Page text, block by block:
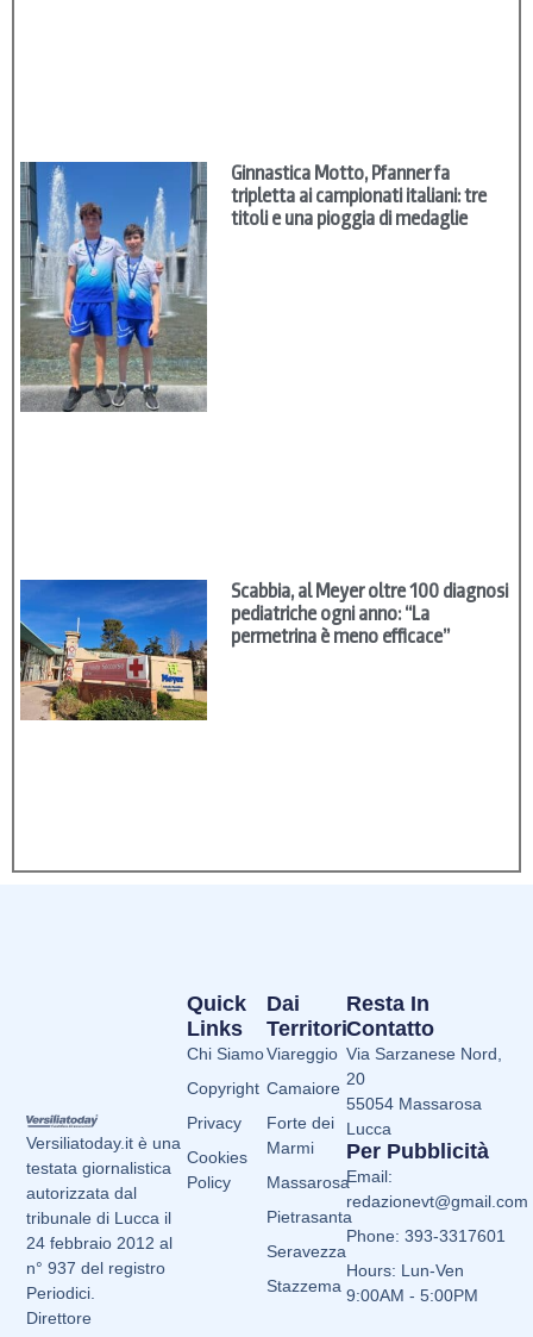
Ginnastica Motto, Pfanner fa
tripletta ai campionati italiani: tre
titoli e una pioggia di medaglie
Scabbia, al Meyer oltre 100 diagnosi
pediatriche ogni anno: “La
permetrina è meno efficace”
Versiliatoday.it è una
testata giornalistica
autorizzata dal
tribunale di Lucca il
24 febbraio 2012 al
n° 937 del registro
Periodici.
Direttore
Dai
Territori
Viareggio
Camaiore
Forte dei
Marmi
Massarosa
Pietrasanta
Seravezza
Stazzema
Quick
Links
Chi Siamo
Copyright
Privacy
Cookies
Policy
Resta In
Contatto
Via Sarzanese Nord,
20
55054 Massarosa
Lucca
Per Pubblicità
Email:
redazionevt@gmail.com
Phone: 393-3317601
Hours: Lun-Ven
9:00AM - 5:00PM